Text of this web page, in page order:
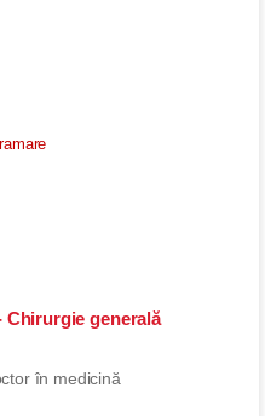
Chirurgie generală
în medicină